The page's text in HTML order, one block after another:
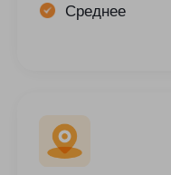
Среднее